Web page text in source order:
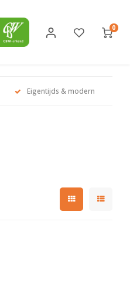
0
Eigentijds & modern